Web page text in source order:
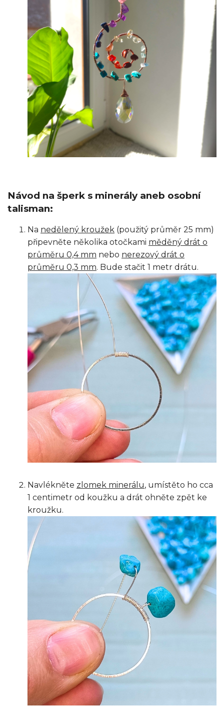
Návod na šperk s minerály aneb osobní
talisman:
Na nedělený kroužek (použitý průměr 25 mm)
připevněte několika otočkami měděný drát o
průměru 0,4 mm nebo nerezový drát o
průměru 0,3 mm. Bude stačit 1 metr drátu.
Navlékněte zlomek minerálu, umístěto ho cca
1 centimetr od koužku a drát ohněte zpět ke
kroužku.